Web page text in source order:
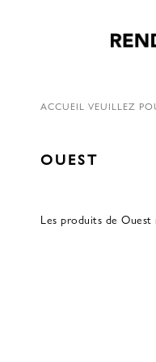
ACCUEIL VEUILLEZ
OUEST
Les produits de Ouest